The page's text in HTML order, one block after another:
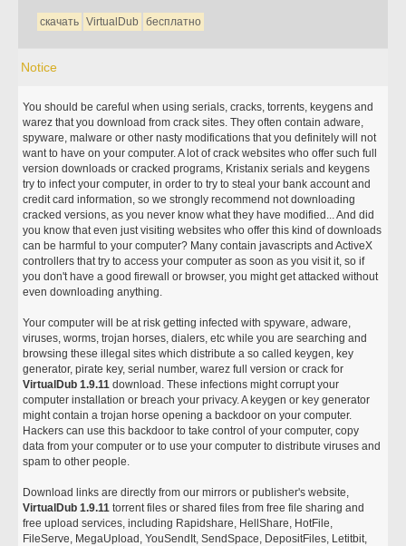
скачать VirtualDub бесплатно
Notice
You should be careful when using serials, cracks, torrents, keygens and
warez that you download from crack sites. They often contain adware,
spyware, malware or other nasty modifications that you definitely will not
want to have on your computer. A lot of crack websites who offer such full
version downloads or cracked programs, Kristanix serials and keygens
try to infect your computer, in order to try to steal your bank account and
credit card information, so we strongly recommend not downloading
cracked versions, as you never know what they have modified... And did
you know that even just visiting websites who offer this kind of downloads
can be harmful to your computer? Many contain javascripts and ActiveX
controllers that try to access your computer as soon as you visit it, so if
you don't have a good firewall or browser, you might get attacked without
even downloading anything.
Your computer will be at risk getting infected with spyware, adware,
viruses, worms, trojan horses, dialers, etc while you are searching and
browsing these illegal sites which distribute a so called keygen, key
generator, pirate key, serial number, warez full version or crack for
VirtualDub 1.9.11 download. These infections might corrupt your
computer installation or breach your privacy. A keygen or key generator
might contain a trojan horse opening a backdoor on your computer.
Hackers can use this backdoor to take control of your computer, copy
data from your computer or to use your computer to distribute viruses and
spam to other people.
Download links are directly from our mirrors or publisher's website,
VirtualDub 1.9.11 torrent files or shared files from free file sharing and
free upload services, including Rapidshare, HellShare, HotFile,
FileServe, MegaUpload, YouSendIt, SendSpace, DepositFiles, Letitbit,